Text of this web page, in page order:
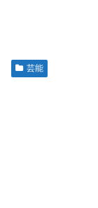
芸能